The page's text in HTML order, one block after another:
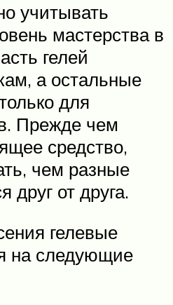
учитывать
мастерства в
гелей
а остальные
для
Прежде чем
средство,
чем разные
друг от друга.
гелевые
на следующие